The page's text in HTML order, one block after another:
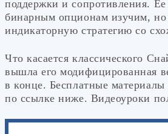
поддержки и сопротивления.
бинарным опционам изучим, но
индикаторную стратегию со
Что касается классического
вышла его модифицированная
в конце. Бесплатные
по ссылке ниже. Видеоуроки